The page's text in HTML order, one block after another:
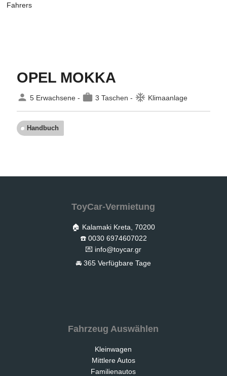
Fahrers
OPEL MOKKA
person 5 Erwachsene - work 3 Taschen - ac_unit Klimaanlage
Handbuch
ToyCar-Vermietung
🏠 Kalamaki Kreta, 70200
☎️ 0030 6974607022
💌 info@toycar.gr
🚘 365 Verfügbare Tage
Fahrzeug Auswählen
Kleinwagen
Mittlere Autos
Familienautos